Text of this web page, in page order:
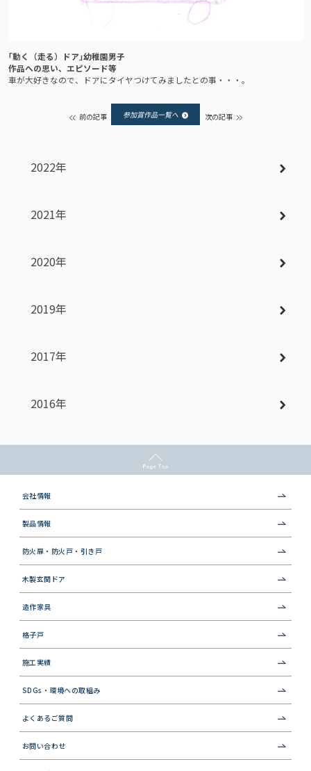
｢動く（走る）ドア｣幼稚園男子
作品への思い、エピソード等
車が大好きなので、ドアにタイヤつけてみましたとの事・・・。
前の記事 参加賞作品一覧へ 次の記事
2022年
2021年
2020年
2019年
2017年
2016年
会社情報
製品情報
防火扉・防火戸・引き戸
木製玄関ドア
造作家具
格子戸
施工実績
SDGs・環境への取組み
よくあるご質問
お問い合わせ